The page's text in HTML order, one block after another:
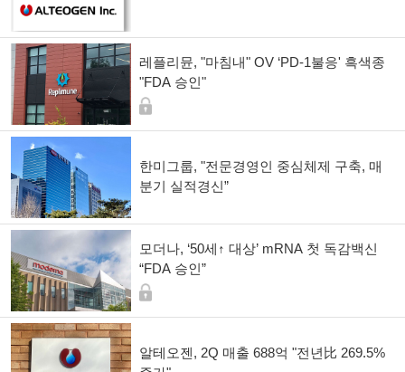
레플리뮨, "마침내" OV ‘PD-1불응' 흑색종
"FDA 승인"
한미그룹, "전문경영인 중심체제 구축, 매
분기 실적경신”
모더나, ‘50세↑ 대상’ mRNA 첫 독감백신
“FDA 승인”
알테오젠, 2Q 매출 688억 "전년比 269.5%